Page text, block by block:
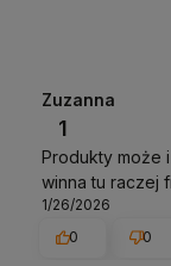
Zuzanna
1
Produkty może
winna tu raczej
1/26/2026
0
0